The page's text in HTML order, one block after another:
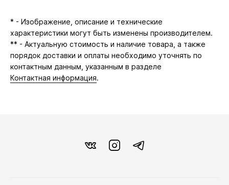
* - Изображение, описание и технические
характеристики могут быть изменены производителем.
** - Актуальную стоимость и наличие товара, а также
порядок доставки и оплаты необходимо уточнять по
контактным данным, указанным в разделе
Контактная информация.